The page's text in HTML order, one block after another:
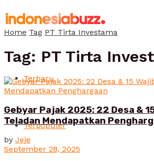
Terbaru
Terpopuler
Home Tag PT Tirta Investama
Tag: PT Tirta
Gebyar Pajak 2025: 22 Desa &
Teladan Mendapatkan
by Jeje
September 28, 2025